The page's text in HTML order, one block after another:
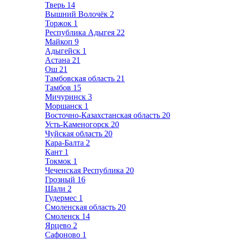
Тверь 14
Вышний Волочёк 2
Торжок 1
Республика Адыгея 22
Майкоп 9
Адыгейск 1
Астана 21
Ош 21
Тамбовская область 21
Тамбов 15
Мичуринск 3
Моршанск 1
Восточно-Казахстанская область 20
Усть-Каменогорск 20
Чуйская область 20
Кара-Балта 2
Кант 1
Токмок 1
Чеченская Республика 20
Грозный 16
Шали 2
Гудермес 1
Смоленская область 20
Смоленск 14
Ярцево 2
Сафоново 1